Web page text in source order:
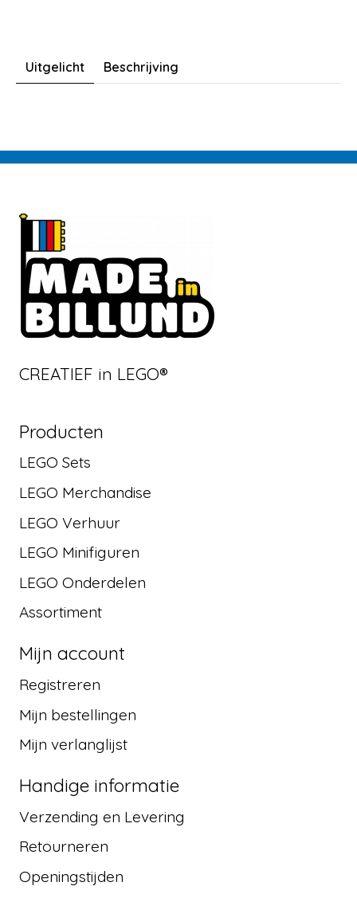
Uitgelicht Beschrijving
CREATIEF in LEGO®
Producten
LEGO Sets
LEGO Merchandise
LEGO Verhuur
LEGO Minifiguren
LEGO Onderdelen
Assortiment
Mijn account
Registreren
Mijn bestellingen
Mijn verlanglijst
Handige informatie
Verzending en Levering
Retourneren
Openingstijden